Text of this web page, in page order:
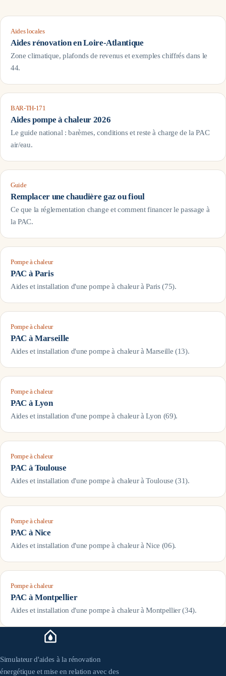
Aides locales
Aides rénovation enLoire-Atlantique
Zone climatique, plafonds de revenus et exemples chiffrés dans le
44.
BAR-TH-171
Aides pompe à chaleur 2026
Le guide national : barèmes, conditions et reste à charge de la PAC
air/eau.
Guide
Remplacer une chaudière gaz ou fioul
Ce que la réglementation change et comment financer le passage à
la PAC.
Pompe à chaleur
PAC àParis
Aides et installation d'une pompe à chaleur àParis(75).
Pompe à chaleur
PAC àMarseille
Aides et installation d'une pompe à chaleur àMarseille (13).
Pompe à chaleur
PAC àLyon
Aides et installation d'une pompe à chaleur àLyon (69).
Pompe à chaleur
PAC àToulouse
Aides et installation d'une pompe à chaleur àToulouse (31).
Pompe à chaleur
PAC àNice
Aides et installation d'une pompe à chaleur àNice (06).
Pompe à chaleur
PAC àMontpellier
Aides et installation d'une pompe à chaleur àMontpellier(34).
Simulateur d'aides à la rénovation
énergétique et mise en relation avec des